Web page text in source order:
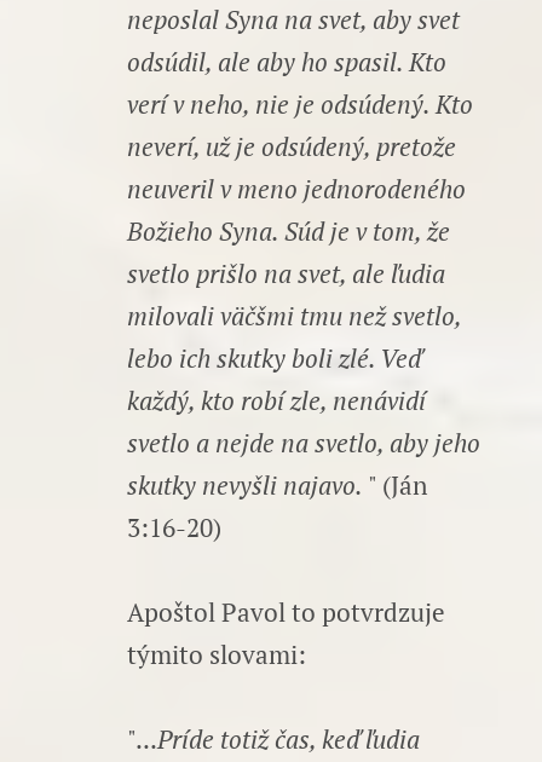
neposlal Syna na svet, aby svet
odsúdil, ale aby ho spasil. Kto
verí v neho, nie je odsúdený. Kto
neverí, už je odsúdený, pretože
neuveril v meno jednorodeného
Božieho Syna. Súd je v tom, že
svetlo prišlo na svet, ale ľudia
milovali väčšmi tmu než svetlo,
lebo ich skutky boli zlé. Veď
každý, kto robí zle, nenávidí
svetlo a nejde na svetlo, aby jeho
skutky nevyšli najavo. " (Ján
3:16-20)
Apoštol Pavol to potvrdzuje
týmito slovami:
"...Príde totiž čas, keď ľudia